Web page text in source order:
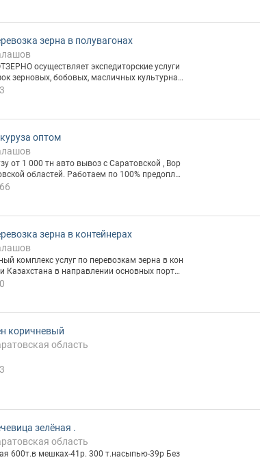
зерна в полувагонах
осуществляет экспедиторские услуги
зерновых, бобовых, масличных культурна
в полувагонах, с применением сертифициро
подвижном составе. Заявки на перевозку п
на фирменном бланке компани
ОГРН Подробнее на сайте
оптом
от 1 000 тн авто вывоз с Саратовской , Вор
областей. Работаем по 100% предоплат
и заявки направлять на емайл.
зерна в контейнерах
комплекс услуг по перевозкам зерна в кон
Казахстана в направлении основных порто
по емаил или телефону..
коричневый
область
зелёная .
область
600т.в мешках-41р. 300 т.насыпью-39р Без